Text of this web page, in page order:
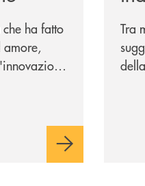
ha fatto
amore,
Tra